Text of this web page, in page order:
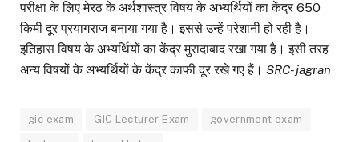
परीक्षा के लिए मेरठ के अर्थशास्त्र विषय के अभ्यर्थियों का केंद्र 650
किमी दूर प्रयागराज बनाया गया है। इससे उन्हें परेशानी हो रही है।
इतिहास विषय के अभ्यर्थियों का केंद्र मुरादाबाद रखा गया है। इसी तरह
अन्य विषयों के अभ्यर्थियों के केंद्र काफी दूर रखे गए हैं। SRC- jagran
gic exam GIC Lecturer Exam government exam